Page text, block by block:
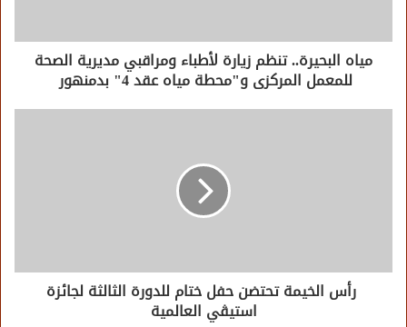
مياه البحيرة.. تنظم زيارة لأطباء ومراقبي مديرية الصحة
للمعمل المركزى و"محطة مياه عقد 4" بدمنهور
رأس الخيمة تحتضن حفل ختام للدورة الثالثة لجائزة
استيڤي العالمية